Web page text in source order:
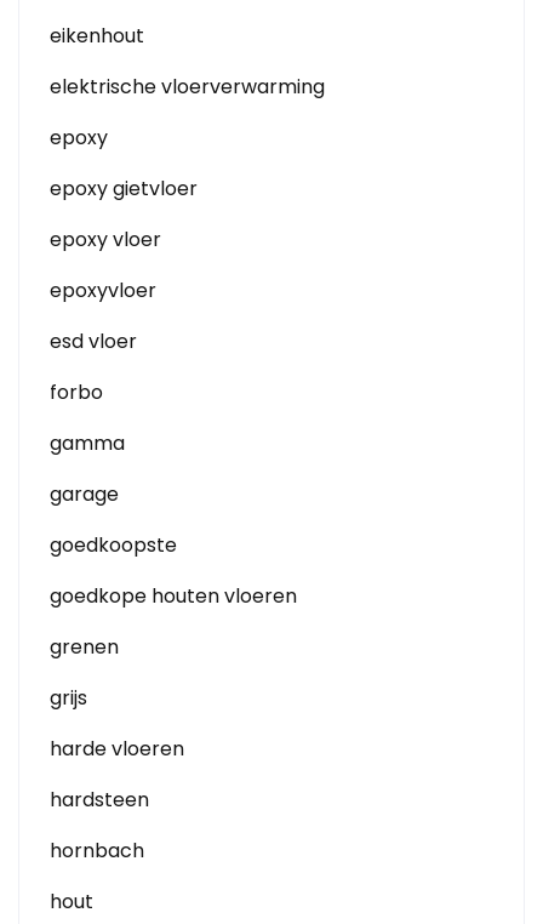
eikenhout
elektrische vloerverwarming
epoxy
epoxy gietvloer
epoxy vloer
epoxyvloer
esd vloer
forbo
gamma
garage
goedkoopste
goedkope houten vloeren
grenen
grijs
harde vloeren
hardsteen
hornbach
hout